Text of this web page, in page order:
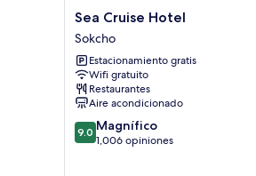
del
patio
Sea
Cruise
Hotel
Sokcho
Sea Cruise Hotel
Sokcho
Estacionamiento gratis
Wifi gratuito
Restaurantes
Aire acondicionado
9.0
de
9.0 Magnífico
1,006 opiniones